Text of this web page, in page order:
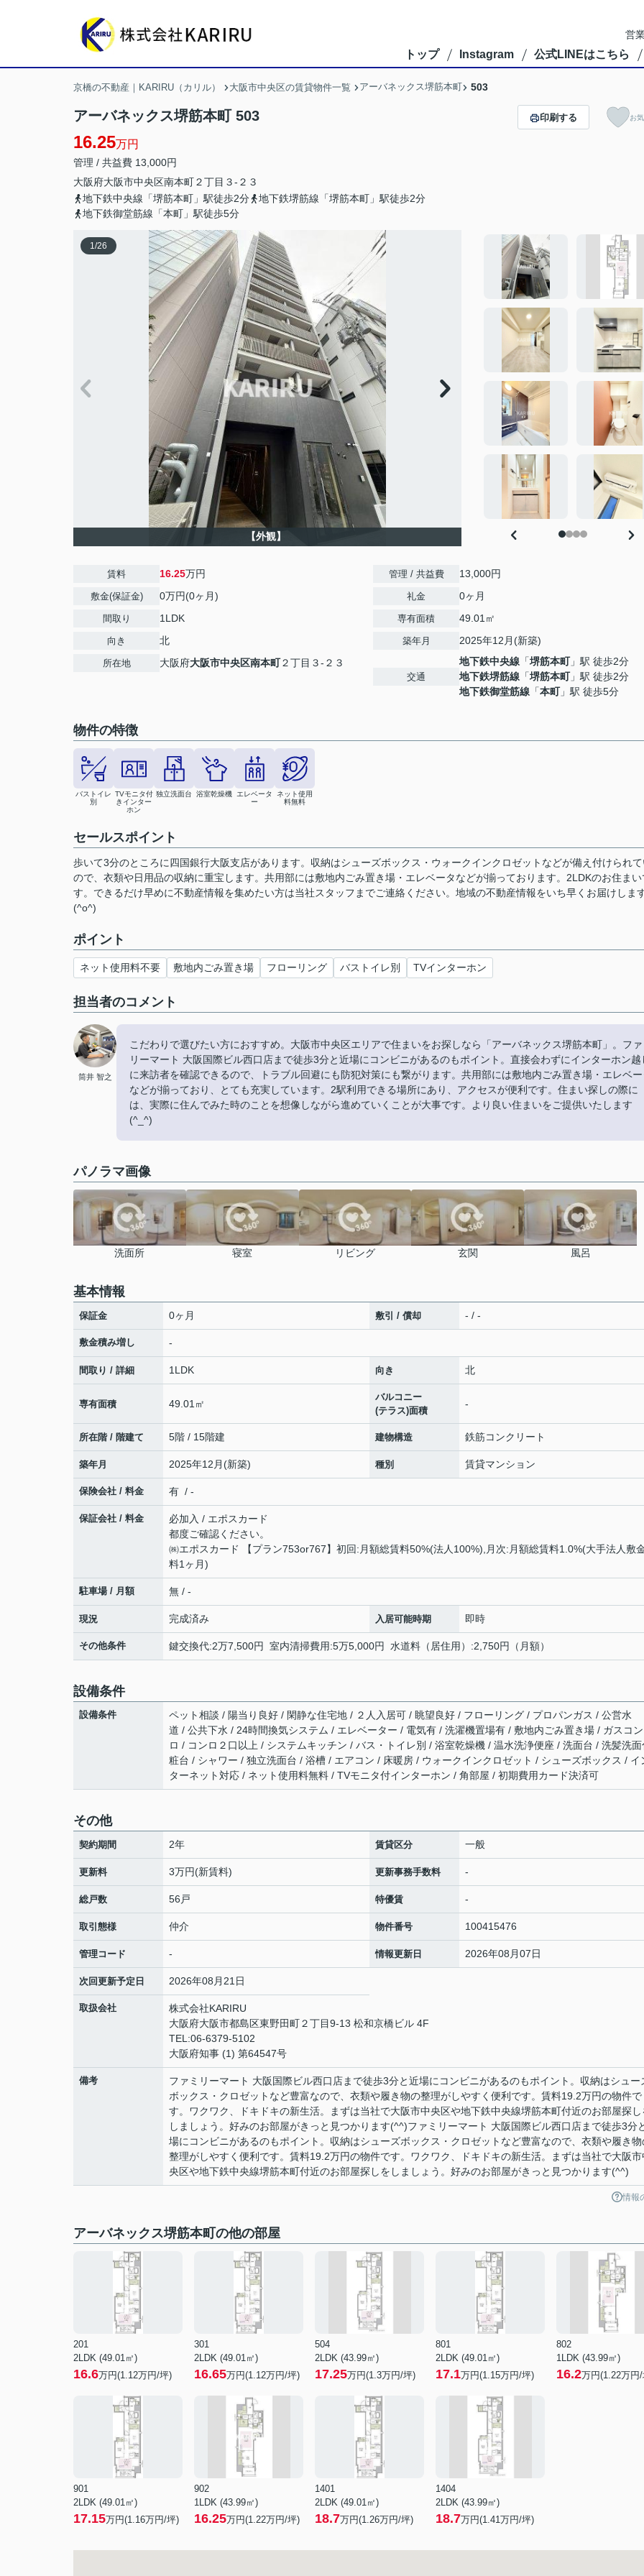
営
トップ Instagram 公式LINEはこちら
京橋の不動産｜KARIRU（カリル） 大阪市中央区の賃貸物件一覧 アーバネックス堺筋本町 503
アーバネックス堺筋本町 503
16.25万円
管理 / 共益費 13,000円
大阪府大阪市中央区南本町２丁目３-２３
地下鉄中央線「堺筋本町」駅徒歩2分
地下鉄堺筋線「堺筋本町」駅徒歩2分
地下鉄御堂筋線「本町」駅徒歩5分
印刷する お
1/26
【外観】
賃料 16.25万円
敷金(保証金) 0万円(0ヶ月)
間取り 1LDK
向き 北
所在地 大阪府大阪市中央区南本町２丁目３-２３
管理 / 共益費 13,000円
礼金 0ヶ月
専有面積 49.01㎡
築年月 2025年12月(新築)
交通
地下鉄中央線 「堺筋本町」駅 徒歩2分
地下鉄堺筋線 「堺筋本町」駅 徒歩2分
地下鉄御堂筋線 「本町」駅 徒歩5分
物件の特徴
バストイレ
別
TVモニタ付
きインター
ホン
独立洗面台 浴室乾燥機
エレベータ
ー
ネット使用
料無料
セールスポイント
歩いて3分のところに四国銀行大阪支店があります。収納はシューズボックス・ウォークインクロゼットなどが備え付けられ
ので、衣類や日用品の収納に重宝します。共用部には敷地内ごみ置き場・エレベータなどが揃っております。2LDKのお住まい
す。できるだけ早めに不動産情報を集めたい方は当社スタッフまでご連絡ください。地域の不動産情報をいち早くお届けしま
(^o^)
ポイント
ネット使用料不要 敷地内ごみ置き場 フローリング バストイレ別 TVインターホン
担当者のコメント
筒井 智之
こだわりで選びたい方におすすめ。大阪市中央区エリアで住まいをお探しなら「アーバネックス堺筋本町」。フ
リーマート 大阪国際ビル西口店まで徒歩3分と近場にコンビニがあるのもポイント。直接会わずにインターホン越
に来訪者を確認できるので、トラブル回避にも防犯対策にも繋がります。共用部には敷地内ごみ置き場・エレベ
などが揃っており、とても充実しています。2駅利用できる場所にあり、アクセスが便利です。住まい探しの際に
は、実際に住んでみた時のことを想像しながら進めていくことが大事です。より良い住まいをご提供いたします
(^_^)
パノラマ画像
洗面所 寝室 リビング 玄関 風呂
基本情報
保証金 0ヶ月 敷引 / 償却 - / -
敷金積み増し -
間取り / 詳細 1LDK 向き 北
専有面積 49.01㎡
バルコニー
(テラス)面積
-
所在階 / 階建て 5階 / 15階建 建物構造 鉄筋コンクリート
築年月 2025年12月(新築) 種別 賃貸マンション
保険会社 / 料金 有 / -
保証会社 / 料金
必加入 / エポスカード
都度ご確認ください。
㈱エポスカード 【プラン753or767】初回:月額総賃料50%(法人100%),月次:月額総賃料1.0%(大手法人敷
料1ヶ月)
駐車場 / 月額 無 / -
現況 完成済み 入居可能時期 即時
その他条件 鍵交換代:2万7,500円 室内清掃費用:5万5,000円 水道料（居住用）:2,750円（月額）
設備条件
設備条件
ペット相談 / 陽当り良好 / 閑静な住宅地 / ２人入居可 / 眺望良好 / フローリング / プロパンガス / 公営水
道 / 公共下水 / 24時間換気システム / エレベーター / 電気有 / 洗濯機置場有 / 敷地内ごみ置き場 / ガスコン
ロ / コンロ２口以上 / システムキッチン / バス・トイレ別 / 浴室乾燥機 / 温水洗浄便座 / 洗面台 / 洗髪洗面
粧台 / シャワー / 独立洗面台 / 浴槽 / エアコン / 床暖房 / ウォークインクロゼット / シューズボックス / イ
ターネット対応 / ネット使用料無料 / TVモニタ付インターホン / 角部屋 / 初期費用カード決済可
その他
契約期間 2年 賃貸区分 一般
更新料 3万円(新賃料) 更新事務手数料 -
総戸数 56戸 特優賃 -
取引態様 仲介 物件番号 100415476
管理コード - 情報更新日 2026年08月07日
次回更新予定日 2026年08月21日
取扱会社
株式会社KARIRU
大阪府大阪市都島区東野田町２丁目9-13 松和京橋ビル 4F
TEL:06-6379-5102
大阪府知事 (1) 第64547号
備考
ファミリーマート 大阪国際ビル西口店まで徒歩3分と近場にコンビニがあるのもポイント。収納はシュー
ボックス・クロゼットなど豊富なので、衣類や履き物の整理がしやすく便利です。賃料19.2万円の物件で
す。ワクワク、ドキドキの新生活。まずは当社で大阪市中央区や地下鉄中央線堺筋本町付近のお部屋探し
しましょう。好みのお部屋がきっと見つかります(^^)ファミリーマート 大阪国際ビル西口店まで徒歩3分
場にコンビニがあるのもポイント。収納はシューズボックス・クロゼットなど豊富なので、衣類や履き物
整理がしやすく便利です。賃料19.2万円の物件です。ワクワク、ドキドキの新生活。まずは当社で大阪市
央区や地下鉄中央線堺筋本町付近のお部屋探しをしましょう。好みのお部屋がきっと見つかります(^^)
情報
アーバネックス堺筋本町の他の部屋
201
2LDK (49.01㎡)
16.6万円(1.12万円/坪)
301
2LDK (49.01㎡)
16.65万円(1.12万円/坪)
504
2LDK (43.99㎡)
17.25万円(1.3万円/坪)
801
2LDK (49.01㎡)
17.1万円(1.15万円/坪)
802
1LDK (43.99㎡)
16.2万円(1.22万円
901
2LDK (49.01㎡)
17.15万円(1.16万円/坪)
902
1LDK (43.99㎡)
16.25万円(1.22万円/坪)
1401
2LDK (49.01㎡)
18.7万円(1.26万円/坪)
1404
2LDK (43.99㎡)
18.7万円(1.41万円/坪)